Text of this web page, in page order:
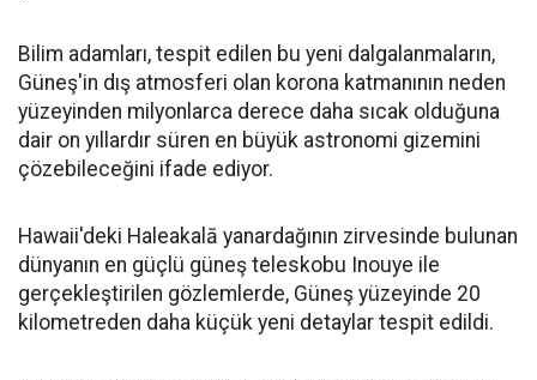
Bilim adamları, tespit edilen bu yeni dalgalanmaların,
Güneş'in dış atmosferi olan korona katmanının neden
yüzeyinden milyonlarca derece daha sıcak olduğuna
dair on yıllardır süren en büyük astronomi gizemini
çözebileceğini ifade ediyor.
Hawaii'deki Haleakalā yanardağının zirvesinde bulunan
dünyanın en güçlü güneş teleskobu Inouye ile
gerçekleştirilen gözlemlerde, Güneş yüzeyinde 20
kilometreden daha küçük yeni detaylar tespit edildi.